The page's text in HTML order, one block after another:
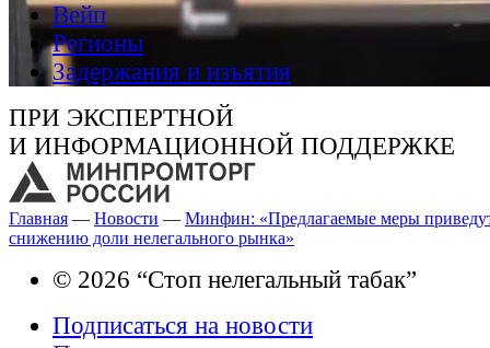
Вейп
Регионы
Задержания и изъятия
ПРИ ЭКСПЕРТНОЙ
И ИНФОРМАЦИОННОЙ ПОДДЕРЖКЕ
Главная — Новости — Минфин: «Предлагаемые меры
снижению доли нелегального рынка»
© 2026 “Стоп нелегальный табак”
Подписаться на новости